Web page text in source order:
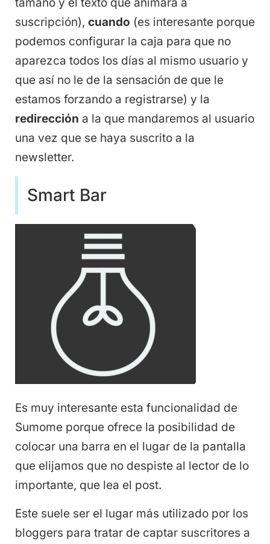
tamaño y el texto que animará a
suscripción), cuando (es interesante porque
podemos configurar la caja para que no
aparezca todos los días al mismo usuario y
que así no le de la sensación de que le
estamos forzando a registrarse) y la
redirección a la que mandaremos al usuario
una vez que se haya suscrito a la
newsletter.
Smart Bar
Es muy interesante esta funcionalidad de
Sumome porque ofrece la posibilidad de
colocar una barra en el lugar de la pantalla
que elijamos que no despiste al lector de lo
importante, que lea el post.
Este suele ser el lugar más utilizado por los
bloggers para tratar de captar suscritores a